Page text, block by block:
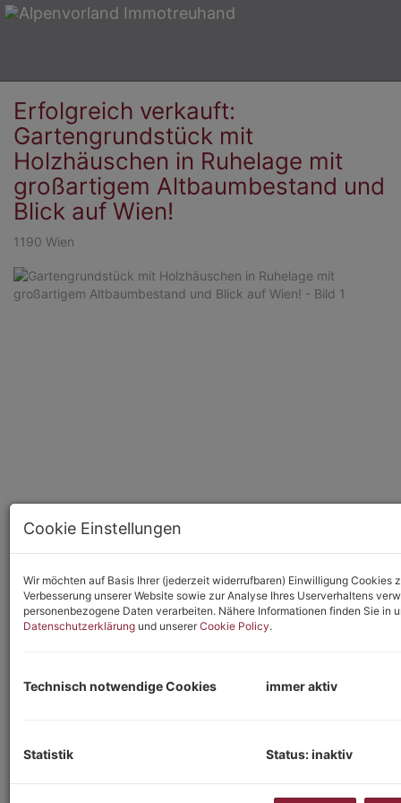
Erfolgreich verkauft:
Gartengrundstück mit
Holzhäuschen in Ruhelage mit
großartigem Altbaumbestand und
Blick auf Wien!
1190 Wien
ca. 30m² Gartenhaus, umgeben von alten Weingärten, tanken
Sie Ruhe und Erholung - uns das in einem der schönsten
Cookie Einstellungen
Wir möchten auf Basis Ihrer (jederzeit widerrufbaren) Einwilligung Cookies
Verbesserung unserer Website sowie zur Analyse Ihres Userverhaltens
personenbezogene Daten verarbeiten. Nähere Informationen finden Sie in
Datenschutzerklärung und unsererCookie Policy.
Technisch notwendige Cookies immer aktiv
Statistik Status: inaktiv